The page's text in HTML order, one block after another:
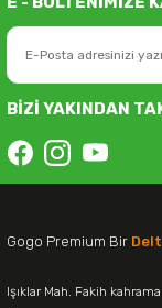
BİZİ YAKINDAN
Gogo Premium Bir
Işıklar Mah. Fakih